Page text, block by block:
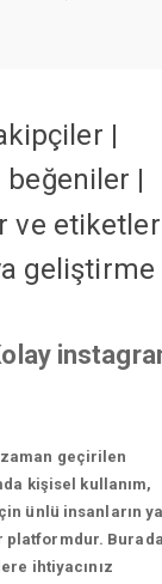
|
beğeniler |
ve
geliştirme
geçirilen
kişisel kullanım,
ünlü insanların
platformdur.
ihtiyacınız